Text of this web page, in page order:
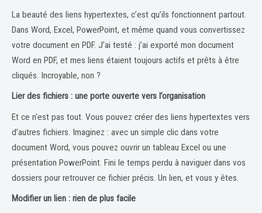
La beauté des liens hypertextes, c’est qu’ils fonctionnent partout.
Dans Word, Excel, PowerPoint, et même quand vous convertissez
votre document en PDF. J’ai testé : j’ai exporté mon document
Word en PDF, et mes liens étaient toujours actifs et prêts à être
cliqués. Incroyable, non ?
Lier des fichiers : une porte ouverte vers l’organisation
Et ce n’est pas tout. Vous pouvez créer des liens hypertextes vers
d’autres fichiers. Imaginez : avec un simple clic dans votre
document Word, vous pouvez ouvrir un tableau Excel ou une
présentation PowerPoint. Fini le temps perdu à naviguer dans vos
dossiers pour retrouver ce fichier précis. Un lien, et vous y êtes.
Modifier un lien : rien de plus facile